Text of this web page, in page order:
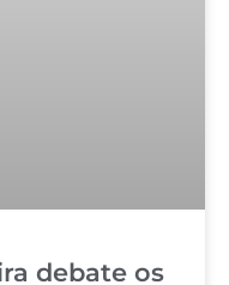
debate os